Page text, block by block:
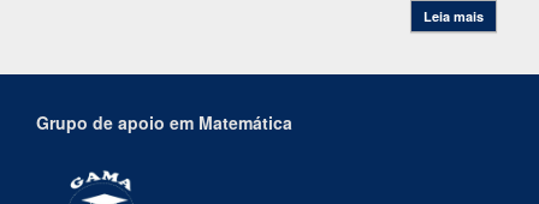
Leia mais
Grupo de apoio em Matemática